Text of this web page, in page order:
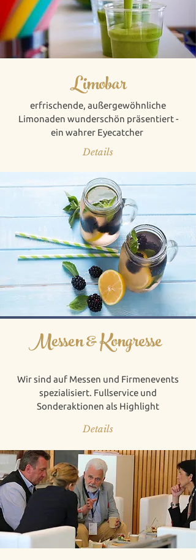
Limobar
erfrischende, außergewöhnliche
Limonaden wunderschön präsentiert -
ein wahrer Eyecatcher
Details
Messen & Kongresse
Wir sind auf Messen und Firmenevents
spezialisiert. Fullservice und
Sonderaktionen als Highlight
Details